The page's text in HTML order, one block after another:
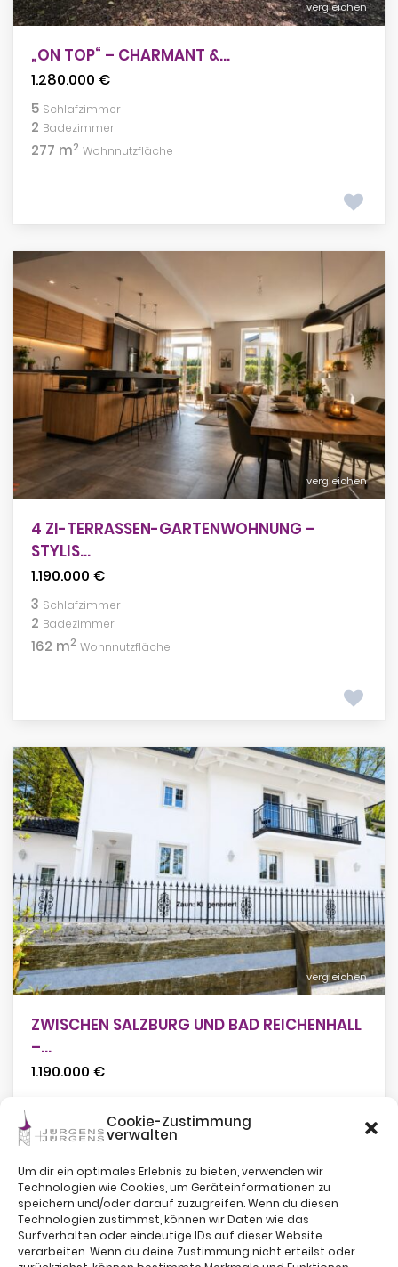
Cookie-Zustimmung
verwalten
Um dir ein optimales Erlebnis zu bieten, verwenden wir
Technologien wie Cookies, um Geräteinformationen zu
speichern und/oder darauf zuzugreifen. Wenn du diesen
Technologien zustimmst, können wir Daten wie das
Surfverhalten oder eindeutige IDs auf dieser Website
verarbeiten. Wenn du deine Zustimmung nicht erteilst oder
vergleichen
„ON TOP“ – CHARMANT &...
1.280.000 €
5 Schlafzimmer
2 Badezimmer
277 m2 Wohnnutzfläche
vergleichen
4 ZI-TERRASSEN-GARTENWOHNUNG –
STYLIS...
1.190.000 €
3 Schlafzimmer
2 Badezimmer
162 m2 Wohnnutzfläche
vergleichen
ZWISCHEN SALZBURG UND BAD REICHENHALL
–...
1.190.000 €
200 m Wohnnutzfläche